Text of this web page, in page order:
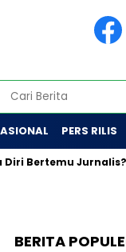
PERS RILIS
Jurnalis? Kami
BERITA